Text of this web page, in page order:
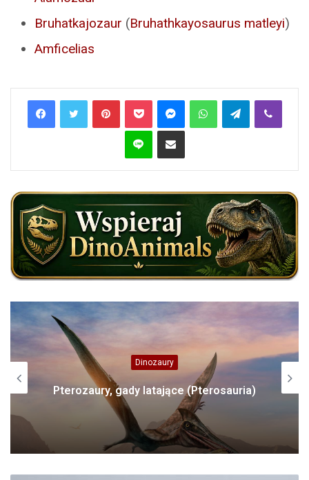
Bruhatkajozaur (Bruhathkayosaurus matleyi)
Amficelias
PinterestPocket MessengerWhatsAppTelegramViber
Line Share via Email
Dinozaury
Pterozaury, gady latające (Pterosauria)